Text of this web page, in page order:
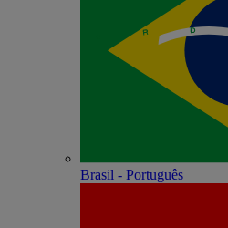
Brasil - Português